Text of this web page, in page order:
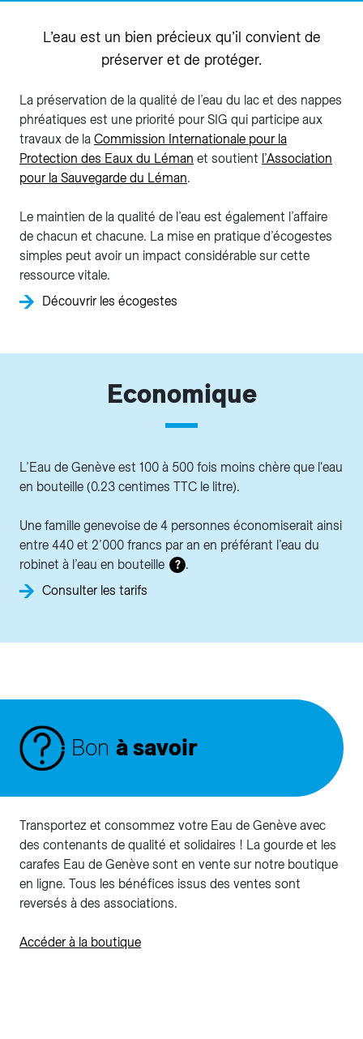
L’eau est un bien précieux qu’il convient de
préserver et de protéger.
La préservation de la qualité de l’eau du lac et des nappes
phréatiques est une priorité pour SIG qui participe aux
travaux de la Commission Internationale pour la
Protection des Eaux du Léman et soutient l’Association
pour la Sauvegarde du Léman.
Le maintien de la qualité de l’eau est également l’affaire
de chacun et chacune. La mise en pratique d’écogestes
simples peut avoir un impact considérable sur cette
ressource vitale.
Découvrir les écogestes
Economique
L’Eau de Genève est 100 à 500 fois moins chère que l'eau
en bouteille (0.23 centimes TTC le litre).
Une famille genevoise de 4 personnes économiserait ainsi
entre 440 et 2’000 francs par an en préférant l’eau du
robinet à l’eau en bouteille
? .
Consulter les tarifs
Bon à savoir
Transportez et consommez votre Eau de Genève avec
des contenants de qualité et solidaires ! La gourde et les
carafes Eau de Genève sont en vente sur notre boutique
en ligne. Tous les bénéfices issus des ventes sont
reversés à des associations.
Accéder à la boutique